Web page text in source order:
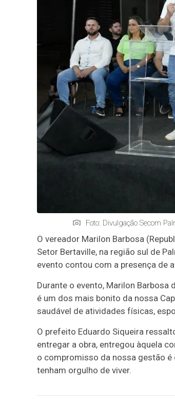
Foto: Divulgação Secom
O vereador Marilon Barbosa
Setor Bertaville, na região sul de
evento contou com a presença de
Durante o evento, Marilon
é um dos mais bonito da nossa
saudável de atividades físicas,
O prefeito Eduardo Siqueira
entregar a obra, entregou àquela
o compromisso da nossa gestão
tenham orgulho de viver.